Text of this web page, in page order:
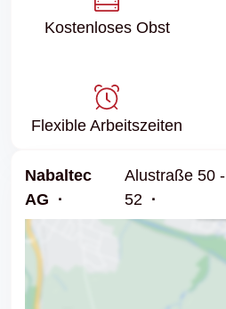
Kostenloses Obst
Flexible Arbeitszeiten
Nabaltec
AG
Alustraße 50 -
52